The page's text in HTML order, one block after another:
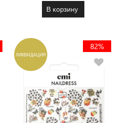
В корзину
ЛИКВИДАЦИЯ
82%